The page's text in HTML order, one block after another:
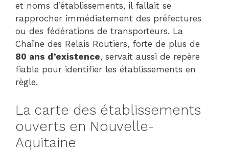
et noms d’établissements, il fallait se
rapprocher immédiatement des préfectures
ou des fédérations de transporteurs. La
Chaîne des Relais Routiers, forte de plus de
80 ans d’existence, servait aussi de repère
fiable pour identifier les établissements en
règle.
La carte des établissements
ouverts en Nouvelle-
Aquitaine